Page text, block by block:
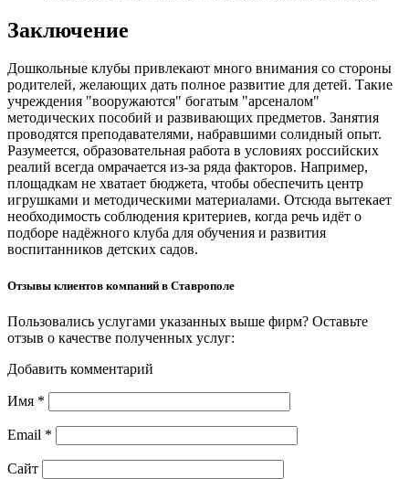
Заключение
Дошкольные клубы привлекают много внимания со стороны
родителей, желающих дать полное развитие для детей. Такие
учреждения "вооружаются" богатым "арсеналом"
методических пособий и развивающих предметов. Занятия
проводятся преподавателями, набравшими солидный опыт.
Разумеется, образовательная работа в условиях российских
реалий всегда омрачается из-за ряда факторов. Например,
площадкам не хватает бюджета, чтобы обеспечить центр
игрушками и методическими материалами. Отсюда вытекает
необходимость соблюдения критериев, когда речь идёт о
подборе надёжного клуба для обучения и развития
воспитанников детских садов.
Отзывы клиентов компаний в Ставрополе
Пользовались услугами указанных выше фирм? Оставьте
отзыв о качестве полученных услуг:
Добавить комментарий
Имя *
Email *
Сайт